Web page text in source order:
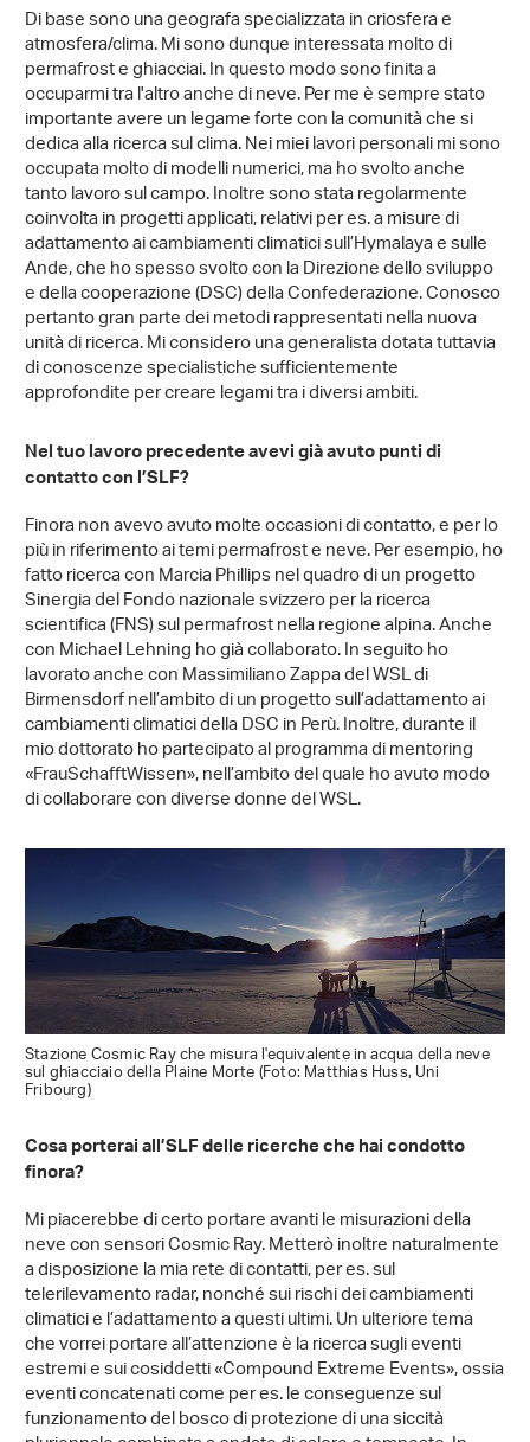
Di base sono una geografa specializzata in criosfera e
atmosfera/clima. Mi sono dunque interessata molto di
permafrost e ghiacciai. In questo modo sono finita a
occuparmi tra l'altro anche di neve. Per me è sempre stato
importante avere un legame forte con la comunità che si
dedica alla ricerca sul clima. Nei miei lavori personali mi sono
occupata molto di modelli numerici, ma ho svolto anche
tanto lavoro sul campo. Inoltre sono stata regolarmente
coinvolta in progetti applicati, relativi per es. a misure di
adattamento ai cambiamenti climatici sull’Hymalaya e sulle
Ande, che ho spesso svolto con la Direzione dello sviluppo
e della cooperazione (DSC) della Confederazione. Conosco
pertanto gran parte dei metodi rappresentati nella nuova
unità di ricerca. Mi considero una generalista dotata tuttavia
di conoscenze specialistiche sufficientemente
approfondite per creare legami tra i diversi ambiti.
Nel tuo lavoro precedente avevi già avuto punti di
contatto con l’SLF?
Finora non avevo avuto molte occasioni di contatto, e per lo
più in riferimento ai temi permafrost e neve. Per esempio, ho
fatto ricerca con Marcia Phillips nel quadro di un progetto
Sinergia del Fondo nazionale svizzero per la ricerca
scientifica (FNS) sul permafrost nella regione alpina. Anche
con Michael Lehning ho già collaborato. In seguito ho
lavorato anche con Massimiliano Zappa del WSL di
Birmensdorf nell’ambito di un progetto sull’adattamento ai
cambiamenti climatici della DSC in Perù. Inoltre, durante il
mio dottorato ho partecipato al programma di mentoring
«FrauSchafftWissen», nell’ambito del quale ho avuto modo
di collaborare con diverse donne del WSL.
Stazione Cosmic Ray che misura l'equivalente in acqua della neve
sul ghiacciaio della Plaine Morte (Foto: Matthias Huss, Uni
Fribourg)
Cosa porterai all’SLF delle ricerche che hai condotto
finora?
Mi piacerebbe di certo portare avanti le misurazioni della
neve con sensori Cosmic Ray. Metterò inoltre naturalmente
a disposizione la mia rete di contatti, per es. sul
telerilevamento radar, nonché sui rischi dei cambiamenti
climatici e l’adattamento a questi ultimi. Un ulteriore tema
che vorrei portare all’attenzione è la ricerca sugli eventi
estremi e sui cosiddetti «Compound Extreme Events», ossia
eventi concatenati come per es. le conseguenze sul
funzionamento del bosco di protezione di una siccità